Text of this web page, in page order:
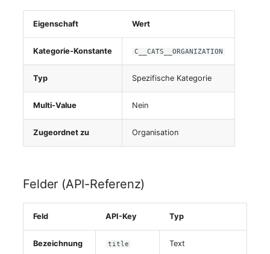
Virtueller Host
Virtueller Server
VoIP-Telefon
VRRP
WAN-Leitung
Wireless Access Point
Eigenschaft Wert
Kategorie-Konstante C__CATS__ORGANIZATION
Typ Spezifische Kategorie
Multi-Value Nein
Zugeordnet zu Organisation
Felder (API-Referenz)
Feld API-Key Typ
Bezeichnung title Text